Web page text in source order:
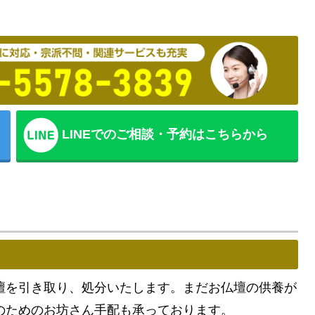
LINEでのご相談・予約はこちらから
引き取り、処分いたします。まだお仏壇の供養が
めのお坊さん手配も承っております。